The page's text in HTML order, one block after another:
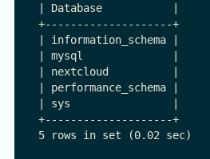
| Database           |
+--------------------+
| information_schema |
| mysql              |
| nextcloud          |
| performance_schema |
| sys                |
+--------------------+
5 rows in set (0.02 sec)